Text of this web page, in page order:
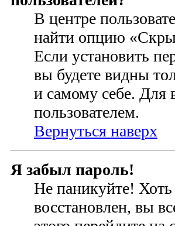
В центре
найти опцию
Если установить
вы будете видны
и самому себе. Для
пользователем.
Вернуться наверх
Я забыл пароль!
Не паникуйте!
восстановлен, вы